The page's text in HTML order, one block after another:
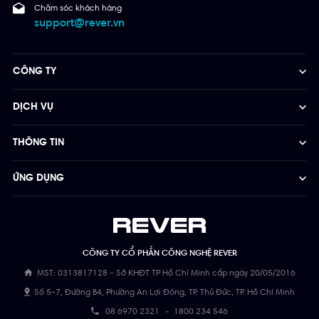
Chăm sóc khách hàng
support@rever.vn
CÔNG TY CỔ PHẦN CÔNG NGHỆ REVER
MST: 0313817128 - Sở KHĐT TP Hồ Chí Minh cấp ngày 20/05/2016
Số 5-7, Đường B4, Phường An Lợi Đông, TP. Thủ Đức, TP. Hồ Chí Minh
08 6970 2321 - 1800 234 546
CÔNG TY
DỊCH VỤ
THÔNG TIN
ỨNG DỤNG